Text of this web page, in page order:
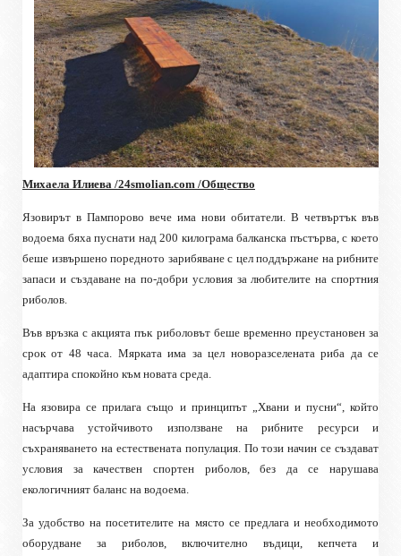
Михаела Илиева /24smolian.com /Общество
Язовирът в Пампорово вече има нови обитатели. В четвъртък във
водоема бяха пуснати над 200 килограма балканска пъстърва, с което
беше извършено поредното зарибяване с цел поддържане на рибните
запаси и създаване на по-добри условия за любителите на спортния
риболов.
Във връзка с акцията пък риболовът беше временно преустановен за
срок от 48 часа. Мярката има за цел новоразселената риба да се
адаптира спокойно към новата среда.
На язовира се прилага също и принципът „Хвани и пусни“, който
насърчава устойчивото използване на рибните ресурси и
съхраняването на естествената популация. По този начин се създават
условия за качествен спортен риболов, без да се нарушава
екологичният баланс на водоема.
За удобство на посетителите на място се предлага и необходимото
оборудване за риболов, включително въдици, кепчета и